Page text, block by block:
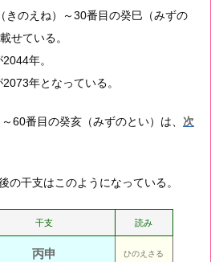
きのえね）～30番目の癸巳（みずの
せている。
年。
年となっている。
60番目の癸亥（みずのとい）は、 次
の干支はこのようになっている。
干支 読み
丙申 ひのえさる